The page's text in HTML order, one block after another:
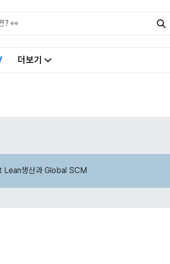
더보기
Lean생산과 Global SCM